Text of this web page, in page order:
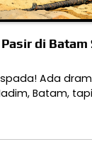
di Batam
Ada
Batam,